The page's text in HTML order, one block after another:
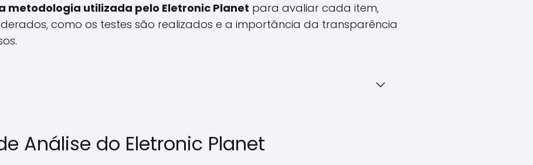
metodologia utilizada pelo Eletronic Planet para avaliar cada item,
como os testes são realizados e a importância da transparência
Análise do Eletronic Planet